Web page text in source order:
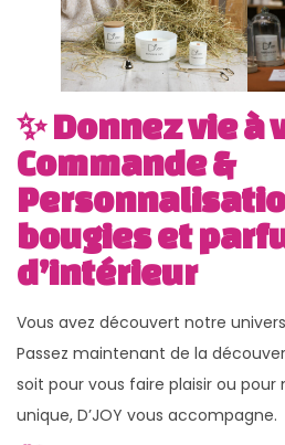
✨ Donnez vie à
Commande &
bougies et
d’intérieur
Vous avez découvert notre
Passez maintenant de la
soit pour vous faire plaisir ou
unique, D’JOY vous accompagne.